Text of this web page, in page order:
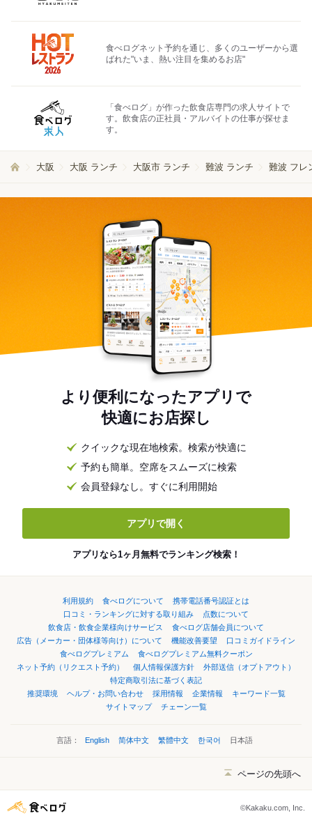
食べログネット予約を通じ、多くのユーザーから選
ばれた"いま、熱い注目を集めるお店"
「食べログ」が作った飲食店専門の求人サイトで
す。飲食店の正社員・アルバイトの仕事が探せま
す。
大阪 大阪 ランチ 大阪市 ランチ 難波 ランチ 難波 フレ
より便利になったアプリで
快適にお店探し
クイックな現在地検索。検索が快適に
予約も簡単。空席をスムーズに検索
会員登録なし。すぐに利用開始
アプリで開く
アプリなら1ヶ月無料でランキング検索！
利用規約 食べログについて
携帯電話番号認証とは
口コミ・ランキングに対する取り組み
点数について
飲食店・飲食企業様向けサービス
食べログ店舗会員について
広告（メーカー・団体様等向け）について
機能改善要望
口コミガイドライン
食べログプレミアム
食べログプレミアム無料クーポン
ネット予約（リクエスト予約）
個人情報保護方針
外部送信（オプトアウト）
特定商取引法に基づく表記
推奨環境
ヘルプ・お問い合わせ 採用情報 企業情報
キーワード一覧
サイトマップ
チェーン一覧
言語： English 简体中文 繁體中文 한국어 日本語
ページの先頭へ
©Kakaku.com, Inc.